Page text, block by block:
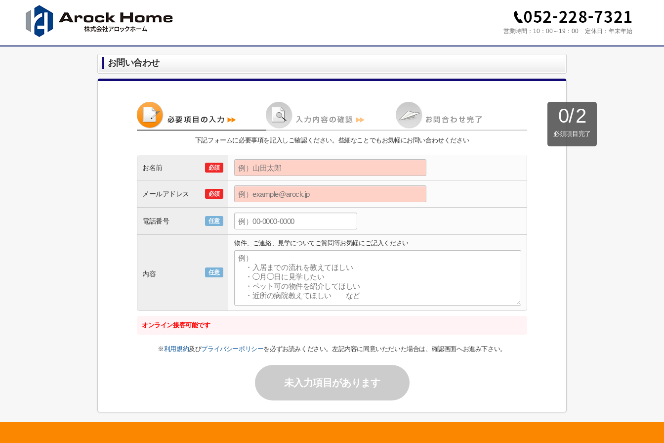
営業時間： 10：00～19：00 定休日： 年末年始
お問い合わせ
0/2
必須項目完了
下記フォームに必要事項を記入しご確認ください。些細なことでもお気軽にお問い合わせください
お名前 必須
メールアドレス 必須
電話番号 任意
内容 任意
物件、ご連絡、見学についてご質問等お気軽にご記入ください
オンライン接客可能です
※利用規約及びプライバシーポリシーを必ずお読みください。左記内容に同意いただいた場合は、確認画面へお進み下さい。
未入力項目があります